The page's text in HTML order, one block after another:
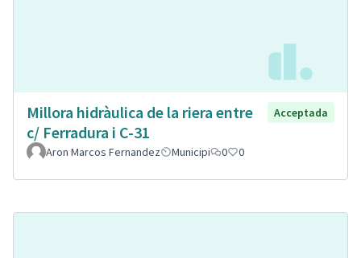
Millora hidràulica de la riera entre
c/ Ferradura i C-31
Acceptada
Aron Marcos Fernandez Municipi 0 0